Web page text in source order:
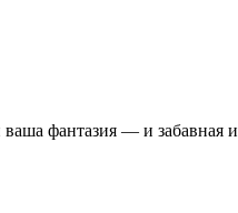
фантазия — и забавная